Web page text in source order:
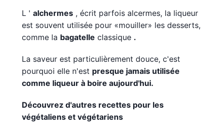
L ' alchermes , écrit parfois alcermes, la liqueur
est souvent utilisée pour «mouiller» les desserts,
comme la bagatelle classique .
La saveur est particulièrement douce, c'est
pourquoi elle n'est presque jamais utilisée
comme liqueur à boire aujourd'hui.
Découvrez d'autres recettes pour les
végétaliens et végétariens